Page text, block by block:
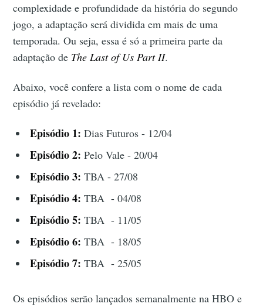
complexidade e profundidade da história do segundo
jogo, a adaptação será dividida em mais de uma
temporada. Ou seja, essa é só a primeira parte da
adaptação de The Last of Us Part II.
Abaixo, você confere a lista com o nome de cada
episódio já revelado:
Episódio 1: Dias Futuros - 12/04
Episódio 2: Pelo Vale - 20/04
Episódio 3: TBA - 27/08
Episódio 4: TBA - 04/08
Episódio 5: TBA - 11/05
Episódio 6: TBA - 18/05
Episódio 7: TBA - 25/05
Os episódios serão lançados semanalmente na HBO e